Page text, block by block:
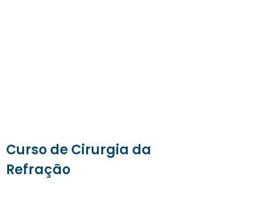
Curso de Cirurgia da
Refração